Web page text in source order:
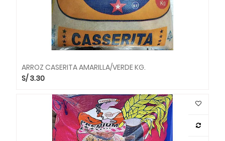
ARROZ CASERITA AMARILLA/VERDE KG.
S/ 3.30